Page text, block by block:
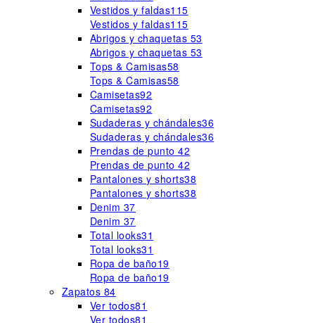
Vestidos y faldas115
Vestidos y faldas115
Abrigos y chaquetas 53
Abrigos y chaquetas 53
Tops & Camisas58
Tops & Camisas58
Camisetas92
Camisetas92
Sudaderas y chándales36
Sudaderas y chándales36
Prendas de punto42
Prendas de punto42
Pantalones y shorts38
Pantalones y shorts38
Denim 37
Denim 37
Total looks31
Total looks31
Ropa de baño19
Ropa de baño19
Zapatos 84
Ver todos81
Ver todos81